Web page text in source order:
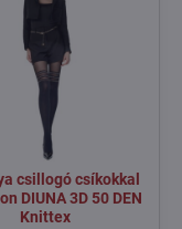
csillogó csíkokkal
DIUNA 3D 50 DEN
Knittex